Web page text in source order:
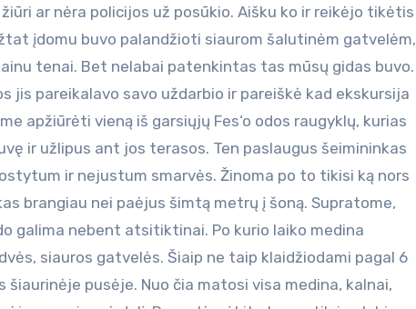
ar nėra policijos už posūkio. Aišku ko ir reikėjo tikėtis
įdomu buvo palandžioti siaurom šalutinėm gatvelėm,
tenai. Bet nelabai patenkintas tas mūsų gidas buvo.
jis pareikalavo savo uždarbio ir pareiškė kad ekskursija
apžiūrėti vieną iš garsiųjų Fes‘o odos raugyklų, kurias
ir užlipus ant jos terasos. Ten paslaugus šeimininkas
ir nejustum smarvės. Žinoma po to tikisi ką nors
brangiau nei paėjus šimtą metrų į šoną. Supratome,
galima nebent atsitiktinai. Po kurio laiko medina
siauros gatvelės. Šiaip ne taip klaidžiodami pagal 6
pusėje. Nuo čia matosi visa medina, kalnai,